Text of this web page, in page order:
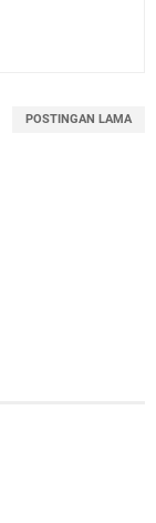
POSTINGAN LAMA